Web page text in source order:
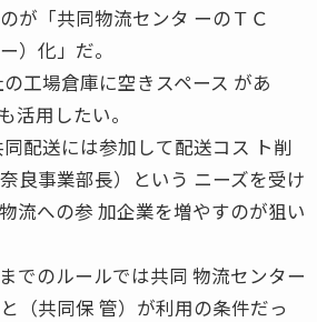
が「共同物流センタ ーのＴＣ
）化」だ。
工場倉庫に空きスペース があ
活用したい。
配送には参加して配送コス ト削
良事業部長）という ニーズを受け
流への参 加企業を増やすのが狙い
でのルールでは共同 物流センター
（共同保 管）が利用の条件だっ